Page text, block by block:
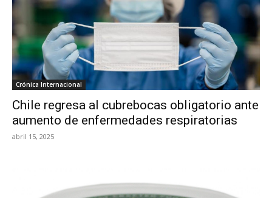
Crónica Internacional
Chile regresa al cubrebocas obligatorio ante
aumento de enfermedades respiratorias
abril 15, 2025